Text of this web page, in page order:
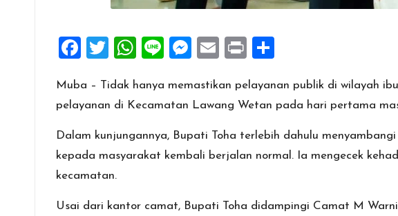
F
ce
b
o
o
k
T
tt
er
W
at
s
A
p
Li
e
M
se
n
g
er
E
ai
l
Pr
t
ar
e
Muba – Tidak hanya memastikan pelayanan publik di wilayah
pelayanan di Kecamatan Lawang Wetan pada hari pertama
Dalam kunjungannya, Bupati Toha terlebih dahulu
kepada masyarakat kembali berjalan normal. Ia mengecek
kecamatan.
Usai dari kantor camat, Bupati Toha didampingi Camat M